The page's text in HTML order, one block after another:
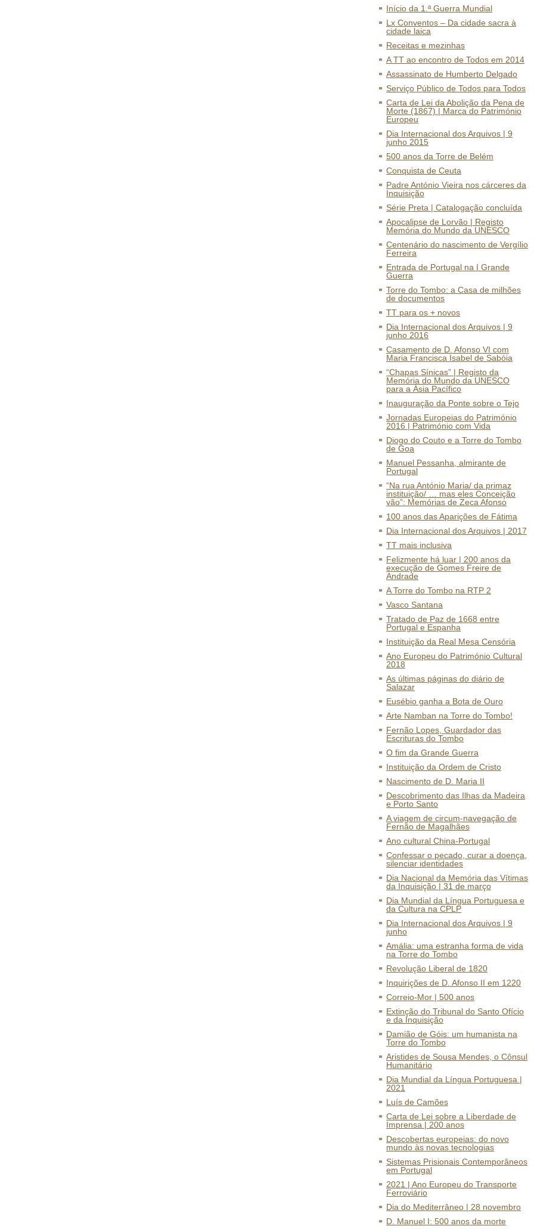
Início da 1.ª Guerra Mundial
Lx Conventos – Da cidade sacra à
cidade laica
Receitas e mezinhas
A TT ao encontro de Todos em 2014
Assassinato de Humberto Delgado
Serviço Público de Todos para Todos
Carta de Lei da Abolição da Pena de
Morte (1867) | Marca do Património
Europeu
Dia Internacional dos Arquivos | 9
junho 2015
500 anos da Torre de Belém
Conquista de Ceuta
Padre António Vieira nos cárceres da
Inquisição
Série Preta | Catalogação concluída
Apocalipse de Lorvão | Registo
Memória do Mundo da UNESCO
Centenário do nascimento de Vergílio
Ferreira
Entrada de Portugal na I Grande
Guerra
Torre do Tombo: a Casa de milhões
de documentos
TT para os + novos
Dia Internacional dos Arquivos | 9
junho 2016
Casamento de D. Afonso VI com
Maria Francisca Isabel de Sabóia
“Chapas Sínicas” | Registo da
Memória do Mundo da UNESCO
para a Ásia Pacífico
Inauguração da Ponte sobre o Tejo
Jornadas Europeias do Património
2016 | Património com Vida
Diogo do Couto e a Torre do Tombo
de Goa
Manuel Pessanha, almirante de
Portugal
“Na rua António Maria/ da primaz
instituição/ … mas eles Conceição
vão”: Memórias de Zeca Afonso
100 anos das Aparições de Fátima
Dia Internacional dos Arquivos | 2017
TT mais inclusiva
Felizmente há luar | 200 anos da
execução de Gomes Freire de
Andrade
A Torre do Tombo na RTP 2
Vasco Santana
Tratado de Paz de 1668 entre
Portugal e Espanha
Instituição da Real Mesa Censória
Ano Europeu do Património Cultural
2018
As últimas páginas do diário de
Salazar
Eusébio ganha a Bota de Ouro
Arte Namban na Torre do Tombo!
Fernão Lopes, Guardador das
Escrituras do Tombo
O fim da Grande Guerra
Instituição da Ordem de Cristo
Nascimento de D. Maria II
Descobrimento das Ilhas da Madeira
e Porto Santo
A viagem de circum-navegação de
Fernão de Magalhães
Ano cultural China-Portugal
Confessar o pecado, curar a doença,
silenciar identidades
Dia Nacional da Memória das Vítimas
da Inquisição | 31 de março
Dia Mundial da Língua Portuguesa e
da Cultura na CPLP
Dia Internacional dos Arquivos | 9
junho
Amália: uma estranha forma de vida
na Torre do Tombo
Revolução Liberal de 1820
Inquirições de D. Afonso II em 1220
Correio-Mor | 500 anos
Extinção do Tribunal do Santo Ofício
e da Inquisição
Damião de Góis: um humanista na
Torre do Tombo
Aristides de Sousa Mendes, o Cônsul
Humanitário
Dia Mundial da Língua Portuguesa |
2021
Luís de Camões
Carta de Lei sobre a Liberdade de
Imprensa | 200 anos
Descobertas europeias: do novo
mundo às novas tecnologias
Sistemas Prisionais Contemporâneos
em Portugal
2021 | Ano Europeu do Transporte
Ferroviário
Dia do Mediterrâneo | 28 novembro
D. Manuel I: 500 anos da morte